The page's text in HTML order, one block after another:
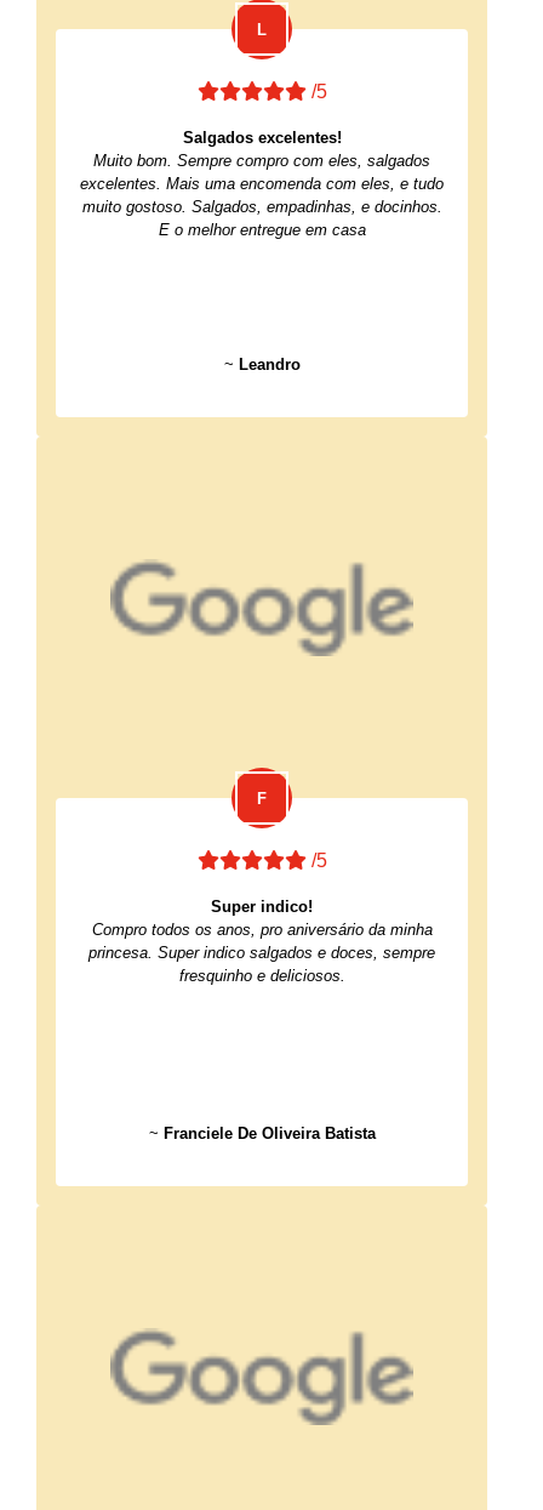
/5
Salgados excelentes!
Muito bom. Sempre compro com eles, salgados
excelentes. Mais uma encomenda com eles, e tudo
muito gostoso. Salgados, empadinhas, e docinhos.
E o melhor entregue em casa
~ Leandro
/5
Super indico!
Compro todos os anos, pro aniversário da minha
princesa. Super indico salgados e doces, sempre
fresquinho e deliciosos.
~ Franciele De Oliveira Batista